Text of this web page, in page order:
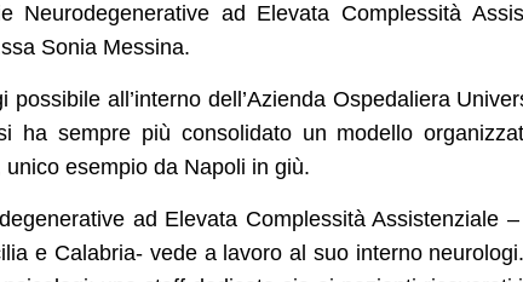
Neurodegenerative ad Elevata Complessità
Sonia Messina.
possibile all’interno dell’Azienda Ospedaliera
ha sempre più consolidato un modello
esempio da Napoli in giù.
ad Elevata Complessità Assistenziale
e Calabria- vede a lavoro al suo interno